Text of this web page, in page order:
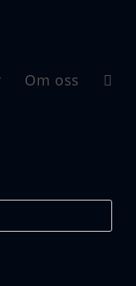
Om oss